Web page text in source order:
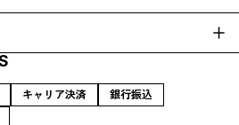
キャリア決済
銀行振込